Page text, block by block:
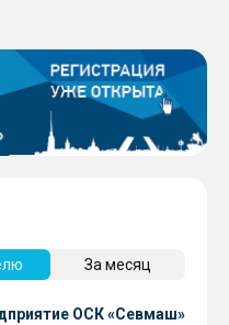
За месяц
ОСК «Севмаш»